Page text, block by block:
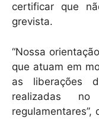
certificar que
grevista.
“Nossa
que atuam em
as liberações
realizadas